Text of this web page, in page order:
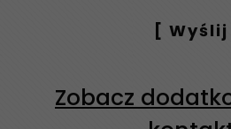
Zobacz